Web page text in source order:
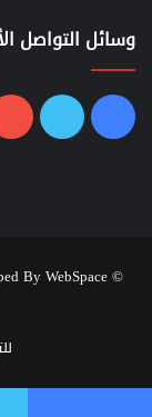
وسائل التواصل
فيسبوك
تويتر
© Copyright 2026, All Rights Reserved |
By WebSpace